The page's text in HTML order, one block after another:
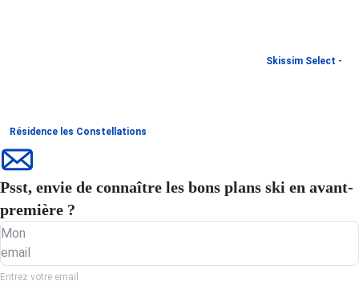
Skissim Select -
Résidence les Constellations
Psst, envie de connaître les bons plans ski en avant-
première ?
Mon
email
Entrez votre email